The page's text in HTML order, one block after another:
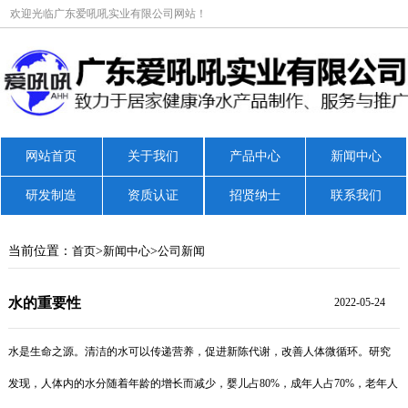
欢迎光临广东爱吼吼实业有限公司网站！
网站首页 关于我们 产品中心 新闻中心
研发制造 资质认证 招贤纳士 联系我们
当前位置： 首页>新闻中心>公司新闻
2022-05-24
水的重要性
水是生命之源。清洁的水可以传递营养，促进新陈代谢，改善人体微循环。研究
发现，人体内的水分随着年龄的增长而减少，婴儿占80%，成年人占70%，老年人